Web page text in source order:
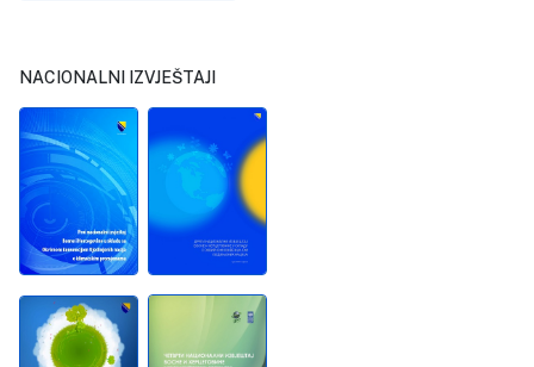
NACIONALNI IZVJEŠTAJI